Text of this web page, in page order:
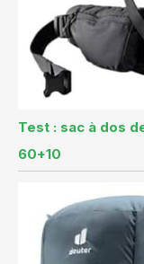
Test : sac à dos
60+10